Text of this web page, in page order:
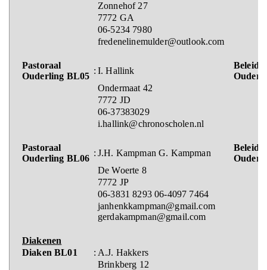
Zonnehof 27
7772 GA
06-5234 7980
fredenelinemulder@outlook.com
Pastoraal
Ouderling BL05
: I. Hallink
Beleids
Ondermaat 42
7772 JD
06-37383029
i.hallink@chronoscholen.nl
Pastoraal
Ouderling BL06
: J.H. Kampman G. Kampman
Beleids
De Woerte 8
7772 JP
06-3831 8293 06-4097 7464
janhenkkampman@gmail.com
gerdakampman@gmail.com
Diakenen
Diaken BL01
: A.J. Hakkers
Brinkberg 12